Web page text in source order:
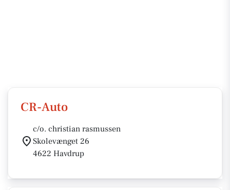
CR-Auto
c/o. christian rasmussen
Skolevænget 26
4622 Havdrup